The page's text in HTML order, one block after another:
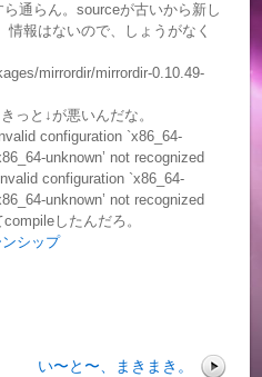
通らん。sourceが古いから新し
報はないので、しょうがなく
mirrordir/mirrordir-0.10.49-
っと↓が悪いんだな。
configuration `x86_64-
unknown’ not recognized
configuration `x86_64-
unknown’ not recognized
したんだろ。
シップ
い〜と〜、まきまき。